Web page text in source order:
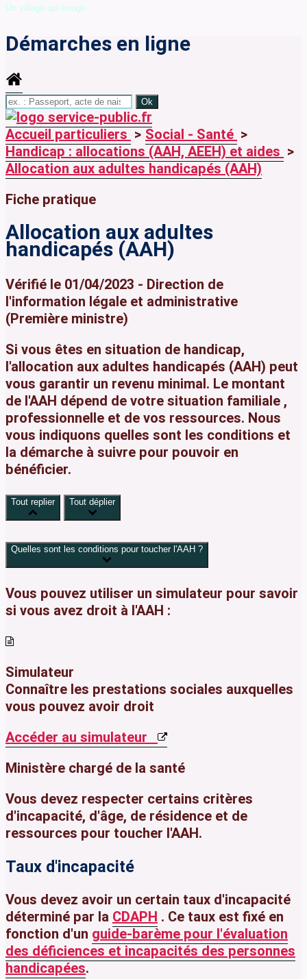
Un village qui bouge
Démarches en ligne
Accueil particuliers>Social - Santé >
Handicap : allocations (AAH, AEEH) et aides >
Allocation aux adultes handicapés (AAH)
Fiche pratique
Allocation aux adultes
handicapés (AAH)
Vérifié le 01/04/2023 - Direction de
l'information légale et administrative
(Première ministre)
Si vous êtes en situation de handicap,
l'allocation aux adultes handicapés (AAH) peut
vous garantir un revenu minimal. Le montant
de l'AAH dépend de votresituation familiale,
professionnelle et de vos ressources. Nous
vous indiquons quelles sont les conditions et
la démarche à suivre pour pouvoir en
bénéficier.
Tout replier Tout déplier
Quelles sont les conditions pour toucher l'AAH ?
Vous pouvez utiliser un simulateur pour savoir
si vous avez droit à l'AAH :
Simulateur
Connaître les prestations sociales auxquelles
vous pouvez avoir droit
Accéder au simulateur
Ministère chargé de la santé
Vous devez respecter certains critères
d'incapacité, d'âge, de résidence et de
ressources pour toucher l'AAH.
Taux d'incapacité
Vous devez avoir un certain taux d'incapacité
déterminé par la CDAPH . Ce taux est fixé en
fonction d'un guide-barème pour l'évaluation
des déficiences et incapacités des personnes
handicapées.